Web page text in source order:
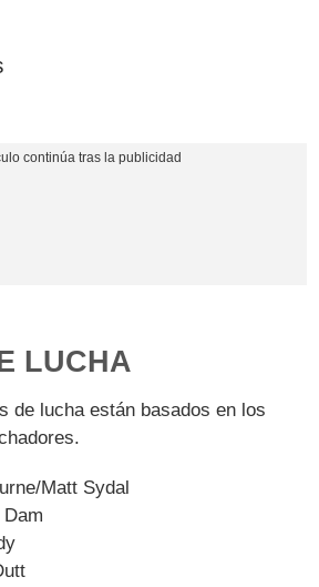
LUCHA
de lucha están basados en los
Matt Sydal